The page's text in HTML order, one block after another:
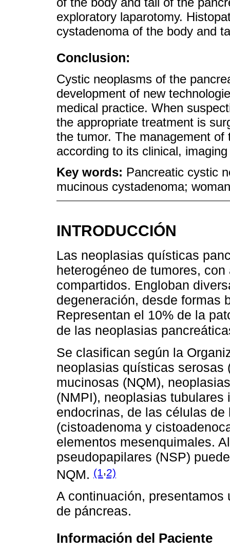
exploratory laparotomy.
cystadenoma of the body and
Conclusion:
Cystic neoplasms of the
development of new
medical practice. When
the appropriate treatment is
the tumor. The management
according to its clinical,
Key words: Pancreatic cystic
mucinous cystadenoma; woman
INTRODUCCIÓN
Las neoplasias quísticas
heterogéneo de tumores,
compartidos. Engloban
degeneración, desde formas
Representan el 10% de la
de las neoplasias
Se clasifican según la
neoplasias quísticas
mucinosas (NQM),
(NMPI), neoplasias
endocrinas, de las células
(cistoadenoma y
elementos mesenquimales.
pseudopapilares (NSP)
NQM. (1,2)
A continuación,
de páncreas.
Información del Paciente